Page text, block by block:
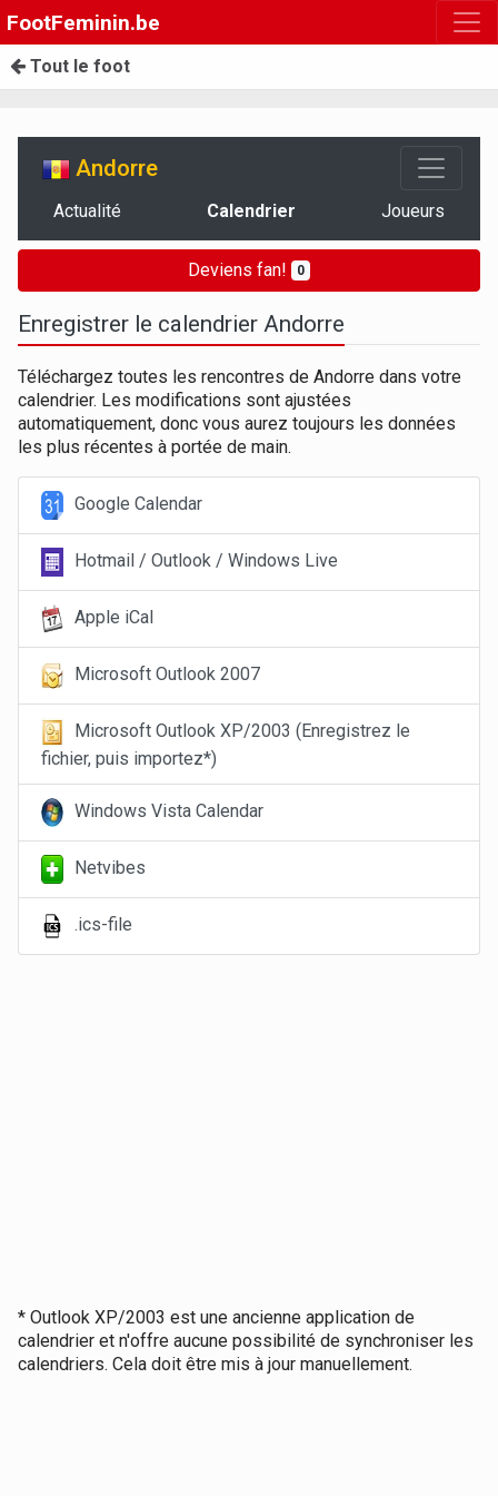
FootFeminin.be
Tout le foot
Andorre
Actualité Calendrier Joueurs
Deviens fan! 0
Enregistrer le calendrier Andorre
Téléchargez toutes les rencontres de Andorre dans votre
calendrier. Les modifications sont ajustées
automatiquement, donc vous aurez toujours les données
les plus récentes à portée de main.
Google Calendar
Hotmail / Outlook / Windows Live
Apple iCal
Microsoft Outlook 2007
Microsoft Outlook XP/2003 (Enregistrez le
fichier, puis importez*)
Windows Vista Calendar
Netvibes
.ics-file
* Outlook XP/2003 est une ancienne application de
calendrier et n'offre aucune possibilité de synchroniser les
calendriers. Cela doit être mis à jour manuellement.